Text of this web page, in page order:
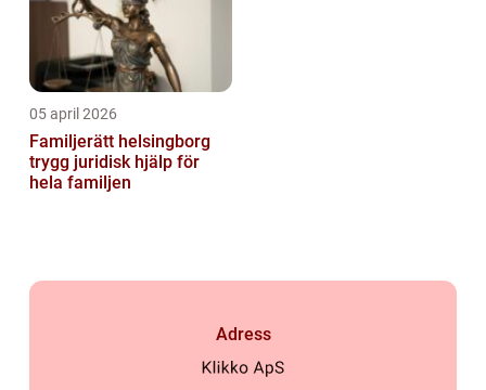
05 april 2026
Familjerätt helsingborg
trygg juridisk hjälp för
hela familjen
Adress